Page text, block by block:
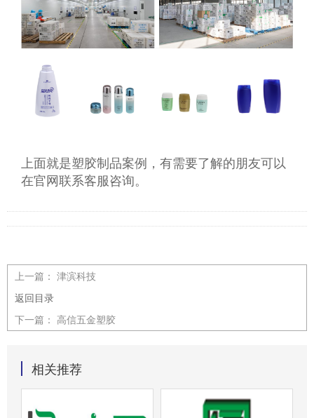
上面就是塑胶制品案例，有需要了解的朋友可以
在官网联系客服咨询。
上一篇： 津滨科技
返回目录
下一篇： 高信五金塑胶
相关推荐